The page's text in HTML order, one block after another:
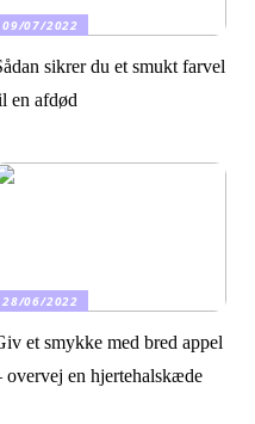
09/07/2022
sikrer du et smukt farvel
en afdød
28/06/2022
et smykke med bred appel
overvej en hjertehalskæde